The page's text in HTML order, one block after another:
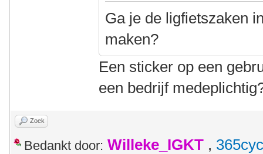
Ga je de ligfietszaken
maken?
Een sticker op een
een bedrijf
Zoek
Bedankt door: Willeke_IGKT ,